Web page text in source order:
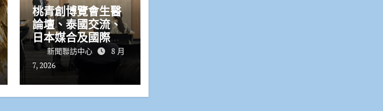
桃青創博覽會生醫
論壇、泰國交流、
日本媒合及國際競
賽 接力登場
新聞聯訪中心
8 月
7, 2026